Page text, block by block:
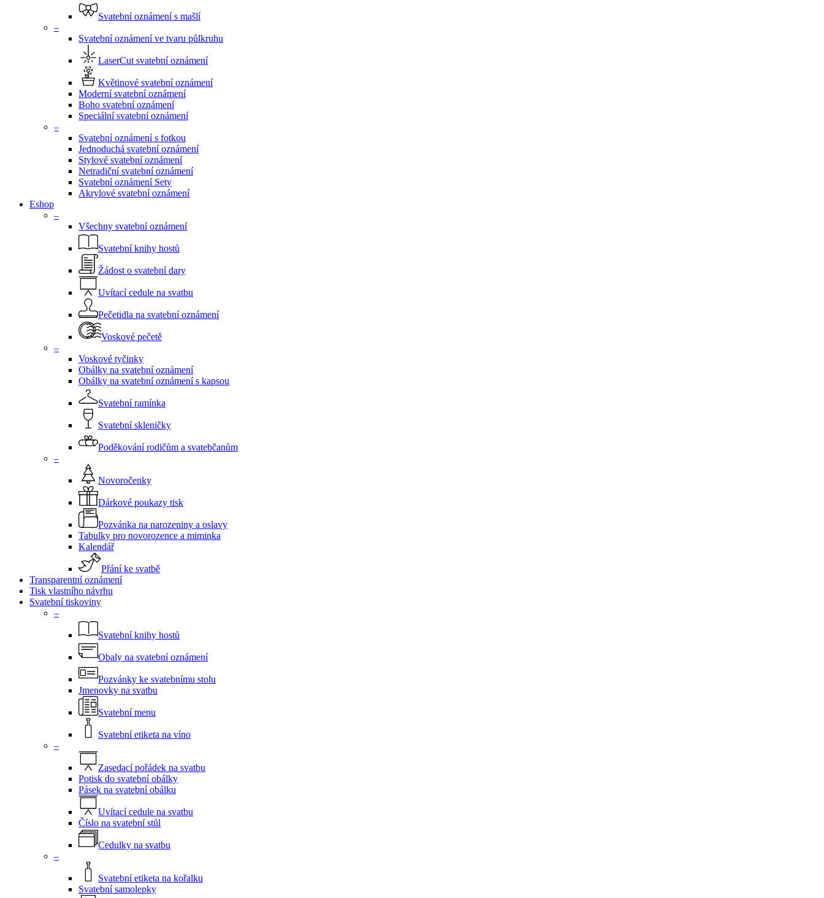
Svatební oznámení s mašlí
–
Svatební oznámení ve tvaru půlkruhu
LaserCut svatební oznámení
Květinové svatební oznámení
Moderní svatební oznámení
Boho svatební oznámení
Speciální svatební oznámení
–
Svatební oznámení s fotkou
Jednoduchá svatební oznámení
Stylové svatební oznámení
Netradiční svatební oznámení
Svatební oznámení Sety
Akrylové svatební oznámení
Eshop
–
Všechny svatební oznámení
Svatební knihy hostů
Žádost o svatební dary
Uvítací cedule na svatbu
Pečetidla na svatební oznámení
Voskové pečetě
–
Voskové tyčinky
Obálky na svatební oznámení
Obálky na svatební oznámení s kapsou
Svatební ramínka
Svatební skleničky
Poděkování rodičům a svatebčanům
–
Novoročenky
Dárkové poukazy tisk
Pozvánka na narozeniny a oslavy
Tabulky pro novorozence a miminka
Kalendář
Přání ke svatbě
Transparentní oznámení
Tisk vlastního návrhu
Svatební tiskoviny
–
Svatební knihy hostů
Obaly na svatební oznámení
Pozvánky ke svatebnímu stolu
Jmenovky na svatbu
Svatební menu
Svatební etiketa na víno
–
Zasedací pořádek na svatbu
Potisk do svatební obálky
Pásek na svatební obálku
Uvítací cedule na svatbu
Číslo na svatební stůl
Cedulky na svatbu
–
Svatební etiketa na kořalku
Svatební samolepky